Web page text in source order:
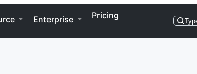
Enterprise Pricing